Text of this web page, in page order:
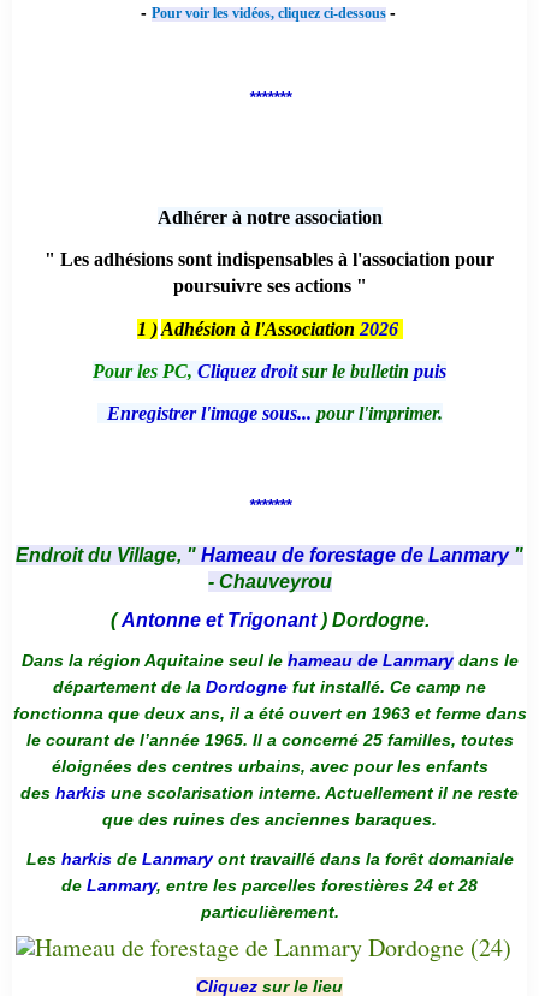
- Pour voir les vidéos, cliquez ci-dessous -
*******
Adhérer à notre association
" Les adhésions sont indispensables à l'association pour
poursuivre ses actions "
1 ) Adhésion à l'Association 2026
Pour les PC, Cliquez droitsur le bulletin puis
Enregistrer l'image sous... pour l'imprimer.
*******
Endroit du Village, " Hameau de forestage de Lanmary "
- Chauveyrou
(Antonne et Trigonant) Dordogne.
Dans la région Aquitaine seul le hameau de Lanmarydans le
département de la Dordogne fut installé. Ce camp ne
fonctionna que deux ans, il a été ouvert en 1963 et ferme dans
le courant de l’année 1965. Il a concerné 25 familles, toutes
éloignées des centres urbains, avec pour les enfants
des harkis une scolarisation interne. Actuellement il ne reste
que des ruines des anciennes baraques.
Les harkis de Lanmaryont travaillé dans la forêt domaniale
de Lanmary, entre les parcelles forestières 24 et 28
particulièrement.
Cliquez sur le lieu